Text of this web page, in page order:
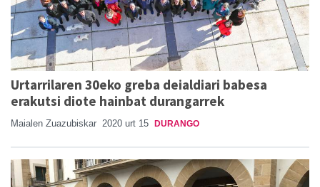
Urtarrilaren 30eko greba deialdiari babesa
erakutsi diote hainbat durangarrek
Maialen Zuazubiskar 2020 urt 15 DURANGO